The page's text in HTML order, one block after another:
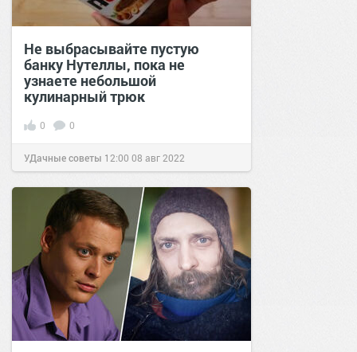
Не выбрасывайте пустую
банку Нутеллы, пока не
узнаете небольшой
кулинарный трюк
0 0
УДачные советы 12:00 08 авг 2022